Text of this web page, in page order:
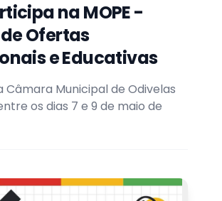
na MOPE -
Ofertas
e Educativas
Câmara Municipal de Odivelas
os dias 7 e 9 de maio de